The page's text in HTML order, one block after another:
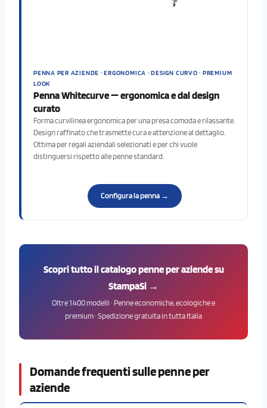
PENNA PER AZIENDE · ERGONOMICA · DESIGN CURVO · PREMIUM
LOOK
Penna Whitecurve — ergonomica e dal design
curato
Forma curvilinea ergonomica per una presa comoda e rilassante.
Design raffinato che trasmette cura e attenzione al dettaglio.
Ottima per regali aziendali selezionati e per chi vuole
distinguersi rispetto alle penne standard.
Configura la penna →
Scopri tutto il catalogo penne per aziende su
StampaSi →
Oltre 1.400 modelli · Penne economiche, ecologiche e
premium · Spedizione gratuita in tutta Italia
Domande frequenti sulle penne per
aziende